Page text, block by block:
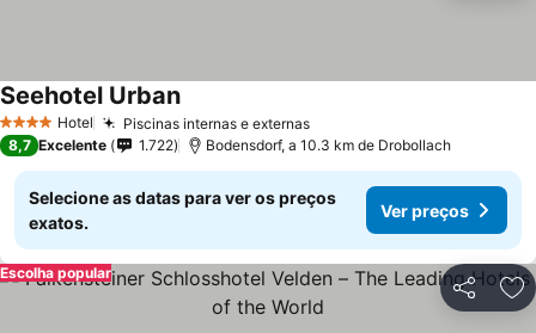
4 EstrelasHotel Piscinas internas e externas
Seehotel Urban
8,7 Excelente 1.722 Bodensdorf, a 10.3 km de Drobollach
Selecione as datas para ver os preços
exatos.
Ver preços
Partilhar
Escolha popular